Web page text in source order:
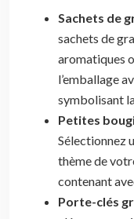
Sachets de
sachets de
aromatiques
l’emballage
symbolisant
Petites
Sélectionnez
thème de
contenant
Porte-clés